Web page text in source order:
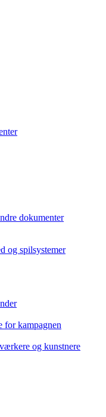
dokumenter
og spilsystemer
for kampagnen
og kunstnere